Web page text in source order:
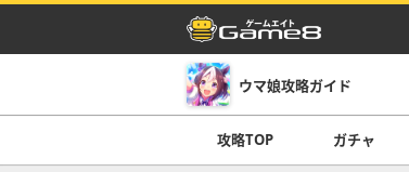
ウマ娘攻略ガイド
攻略TOP ガチャ